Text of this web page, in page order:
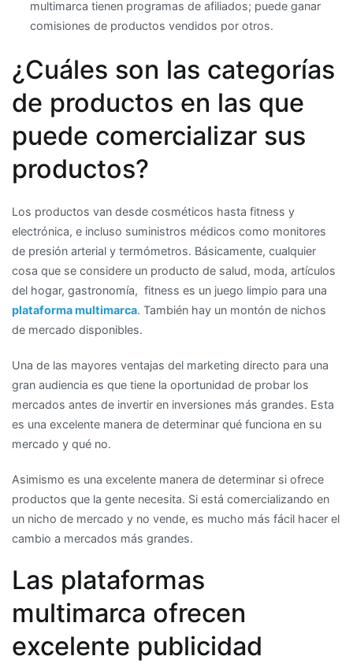
multimarca tienen programas de afiliados; puede ganar
comisiones de productos vendidos por otros.
¿Cuáles son las categorías
de productos en las que
puede comercializar sus
productos?
Los productos van desde cosméticos hasta fitness y
electrónica, e incluso suministros médicos como monitores
de presión arterial y termómetros. Básicamente, cualquier
cosa que se considere un producto de salud, moda, artículos
del hogar, gastronomía, fitness es un juego limpio para una
plataforma multimarca. También hay un montón de nichos
de mercado disponibles.
Una de las mayores ventajas del marketing directo para una
gran audiencia es que tiene la oportunidad de probar los
mercados antes de invertir en inversiones más grandes. Esta
es una excelente manera de determinar qué funciona en su
mercado y qué no.
Asimismo es una excelente manera de determinar si ofrece
productos que la gente necesita. Si está comercializando en
un nicho de mercado y no vende, es mucho más fácil hacer el
cambio a mercados más grandes.
Las plataformas
multimarca ofrecen
excelente publicidad